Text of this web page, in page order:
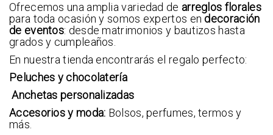
Ofrecemos una amplia variedad de arreglos florales
para toda ocasión y somos expertos endecoración
de eventos: desde matrimonios y bautizos hasta
grados y cumpleaños.
En nuestra tienda encontrarás el regalo perfecto:
Peluches y chocolatería
Anchetas personalizadas
Accesorios y moda: Bolsos, perfumes, termos y
más.